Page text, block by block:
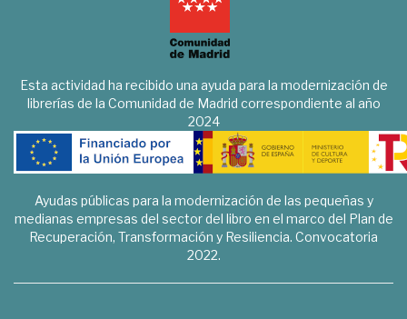
Esta actividad ha recibido una ayuda para la modernización de
librerías de la Comunidad de Madrid correspondiente al año
2024
Ayudas públicas para la modernización de las pequeñas y
medianas empresas del sector del libro en el marco del Plan de
Recuperación, Transformación y Resiliencia. Convocatoria
2022.